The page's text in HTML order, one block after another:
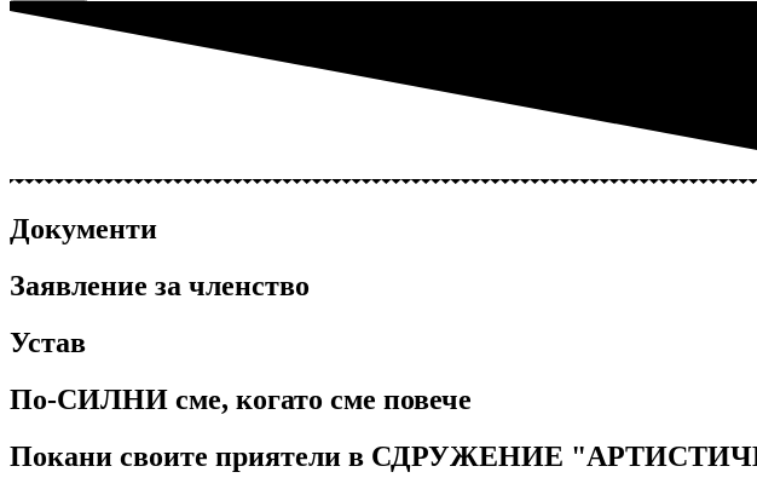
Документи
Заявление за членство
Устав
По-СИЛНИ сме, когато сме повече
Покани своите приятели в СДРУЖЕНИЕ